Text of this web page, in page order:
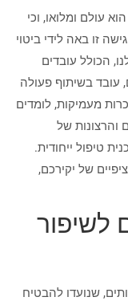
עולם ומלואו, וכי
זו באה לידי ביטוי
הכולל עובדים
עובד בשיתוף פעולה
מעמיקות, לומדים
והרצונות של
טיפול ייחודית.
של יקירכם,
לשיפור
שנועדו להבטיח